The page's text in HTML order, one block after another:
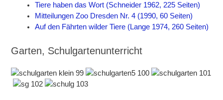
Tiere haben das Wort (Schneider 1962, 225 Seiten)
Mitteilungen Zoo Dresden Nr. 4 (1990, 60 Seiten)
Auf den Fährten wilder Tiere (Lange 1974, 260 Seiten)
Garten, Schulgartenunterricht